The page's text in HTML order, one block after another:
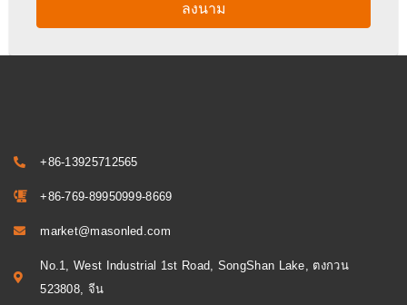
ลงนาม
+86-13925712565
+86-769-89950999-8669
market@masonled.com
No.1, West Industrial 1st Road, SongShan Lake, ตงกวน
523808, จีน